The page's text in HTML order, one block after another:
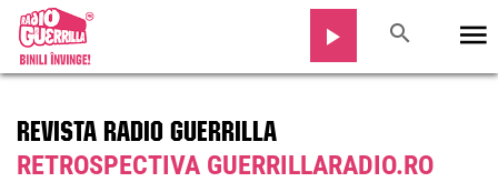
REVISTA RADIO GUERRILLA
RETROSPECTIVA GUERRILLARADIO.RO